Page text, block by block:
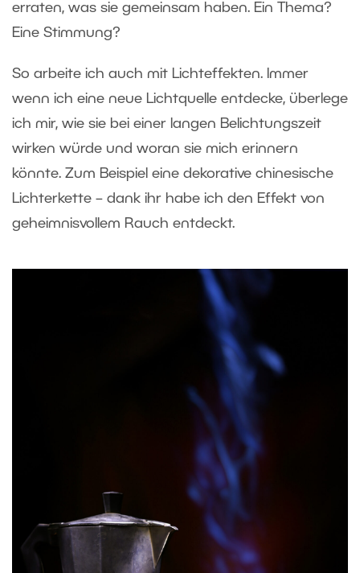
erraten, was sie gemeinsam haben. Ein Thema?
Eine Stimmung?
So arbeite ich auch mit Lichteffekten. Immer
wenn ich eine neue Lichtquelle entdecke, überlege
ich mir, wie sie bei einer langen Belichtungszeit
wirken würde und woran sie mich erinnern
könnte. Zum Beispiel eine dekorative chinesische
Lichterkette – dank ihr habe ich den Effekt von
geheimnisvollem Rauch entdeckt.